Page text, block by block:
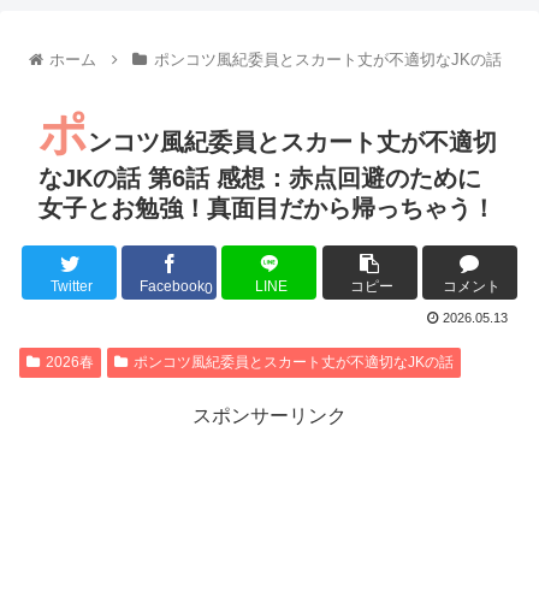
『進撃の巨人』で一番面白いところってｗｗｗｗｗ
るろうに剣心 -明治剣客浪漫譚- 京都動乱 第33話の感想
同盟、帝国、フェザーン。生まれるなら何処がいいか問題！
Powered by livedoor 相互RSS
ホーム ポンコツ風紀委員とスカート丈が不適切なJKの話
ポンコツ風紀委員とスカート丈が不適切
なJKの話 第6話 感想：赤点回避のために
女子とお勉強！真面目だから帰っちゃう！
Twitter Facebook0 LINE コピー コメント
2026.05.13
2026春 ポンコツ風紀委員とスカート丈が不適切なJKの話
スポンサーリンク